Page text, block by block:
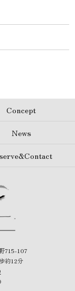
Concept
News
715-107
約12分